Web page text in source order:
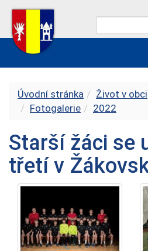
Úvodní stránka Život v obci
Fotogalerie
2022
Starší žáci se
třetí v